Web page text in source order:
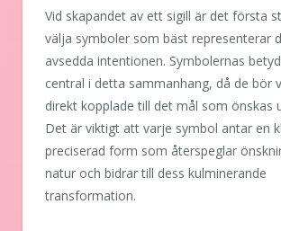
Vid skapandet av ett sigill är det första
välja symboler som bäst representerar
avsedda intentionen. Symbolernas
central i detta sammanhang, då de bör
direkt kopplade till det mål som önskas
Det är viktigt att varje symbol antar en
preciserad form som återspeglar
natur och bidrar till dess kulminerande
transformation.